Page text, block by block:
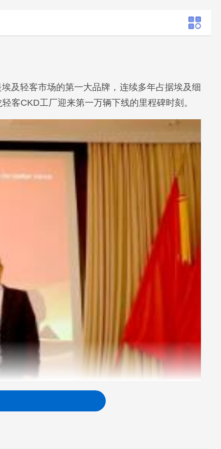
及轻客市场的第一大品牌，连续多年占据埃及细
CKD工厂迎来第一万辆下线的里程碑时刻。